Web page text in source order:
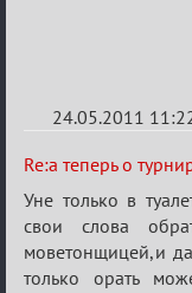
24.05.2011
Re:
а
теперь
о
Re:а теперь о
Уне только в
свои слова
моветонщицей,и
только орать